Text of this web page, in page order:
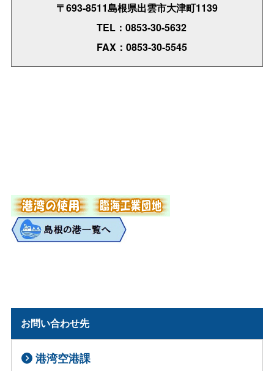
〒693-8511島根県出雲市大津町1139
TEL：0853-30-5632
FAX：0853-30-5545
お問い合わせ先
港湾空港課